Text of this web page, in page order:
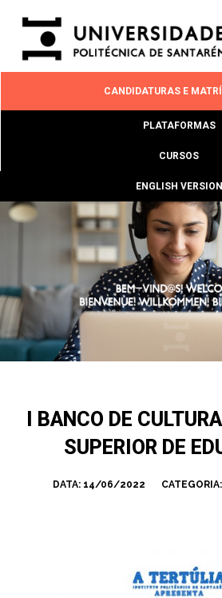
CANDIDATURAS E
PLATAFORMAS
CURSOS
ENGLISH VERSION
I BANCO DE
SUPERIOR DE
DATA: 14/06/2022 CATEGORIA: